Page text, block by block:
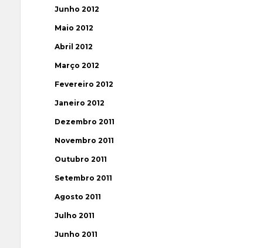
Junho 2012
Maio 2012
Abril 2012
Março 2012
Fevereiro 2012
Janeiro 2012
Dezembro 2011
Novembro 2011
Outubro 2011
Setembro 2011
Agosto 2011
Julho 2011
Junho 2011